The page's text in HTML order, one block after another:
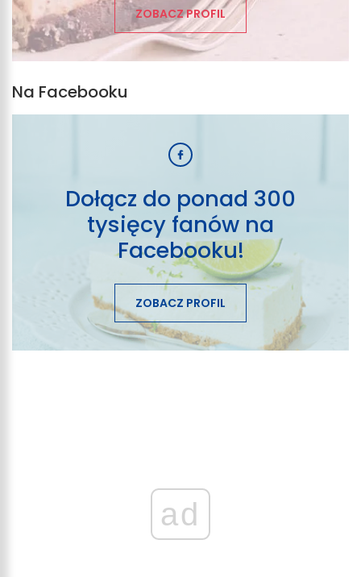
ZOBACZ PROFIL
Na Facebooku
Dołącz do ponad 300
tysięcy fanów na
Facebooku!
ZOBACZ PROFIL
ad